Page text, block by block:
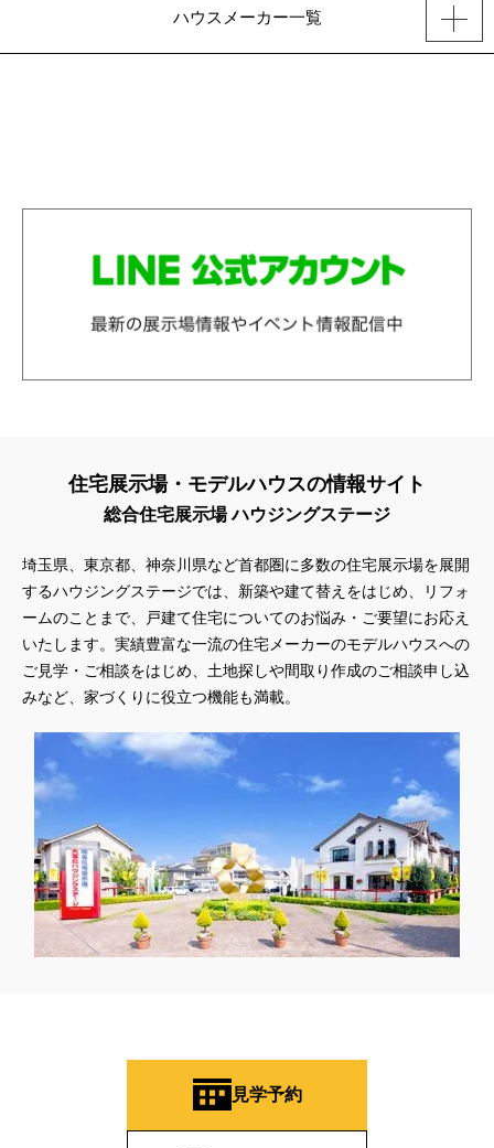
ハウスメーカー一覧
住宅展示場・モデルハウスの情報サイト
総合住宅展示場 ハウジングステージ
埼玉県、東京都、神奈川県など首都圏に多数の住宅展示場を展開
するハウジングステージでは、新築や建て替えをはじめ、リフォ
ームのことまで、戸建て住宅についてのお悩み・ご要望にお応え
いたします。実績豊富な一流の住宅メーカーのモデルハウスへの
ご見学・ご相談をはじめ、土地探しや間取り作成のご相談申し込
みなど、家づくりに役立つ機能も満載。
見学予約